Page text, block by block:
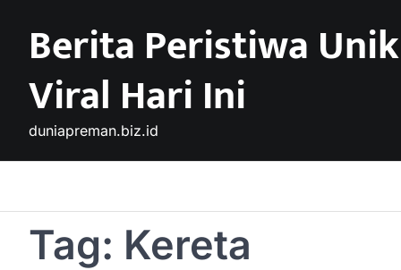
contentBerita Peristiwa
Viral Hari Ini
duniapreman.biz.id
Tag: Kereta